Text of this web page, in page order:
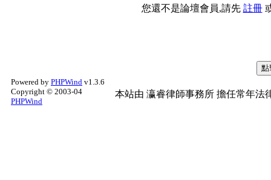
您還不是論壇會員,請先 註冊
Powered by PHPWind v1.3.6
Copyright © 2003-04
PHPWind
本站由 瀛睿律師事務所 擔任常年法